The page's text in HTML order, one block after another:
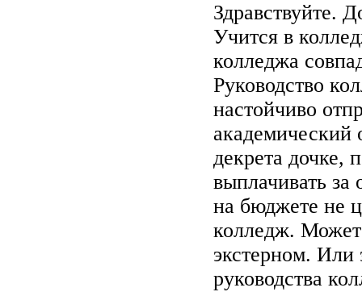
Здравствуйте.
Учится в
колледжа
Руководство
настойчиво
академический
декрета дочке,
выплачивать за
на бюджете не
колледж. Может
экстерном. Или
руководства